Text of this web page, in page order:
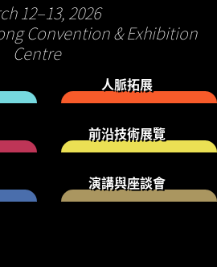
12–13, 2026
Convention & Exhibition
Centre
人脈拓展
前沿技術展覽
演講與座談會